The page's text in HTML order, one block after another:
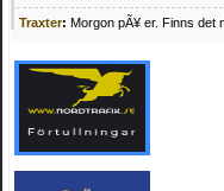
Traxter: Morgon pÃ¥ er. Finns det
Mrhandsome:SÃ¶ker defekta/
pÃ¥ 0709955029 eller
mvh Hugo
21 februari 2025 kl. 09:25:52
Oscar5:NÃ¥gon som vet vad man